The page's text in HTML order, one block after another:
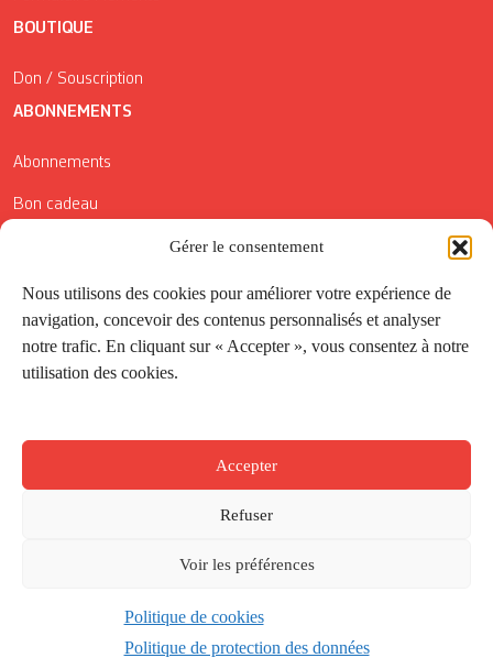
Gérer le consentement
Nous utilisons des cookies pour améliorer votre expérience de
navigation, concevoir des contenus personnalisés et analyser
notre trafic. En cliquant sur « Accepter », vous consentez à notre
utilisation des cookies.
Accepter
Refuser
Voir les préférences
Politique de cookies
Politique de protection des données
BOUTIQUE
Don / Souscription
ABONNEMENTS
Abonnements
Bon cadeau
Conditions générales de vente
Réductions de la Carte Côté Courrier
Application